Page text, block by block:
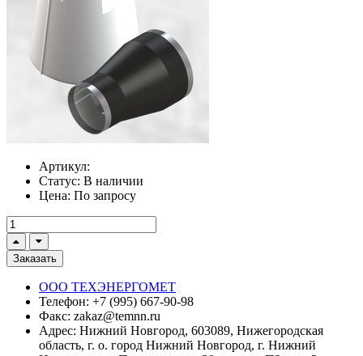
Артикул:
Статус: В наличии
Цена: По запросу
Заказать
ООО ТЕХЭНЕРГОМЕТ
Телефон: +7 (995) 667-90-98
Факс: zakaz@temnn.ru
Адрес: Нижний Новгород, 603089, Нижегородская
область, г. о. город Нижний Новгород, г. Нижний